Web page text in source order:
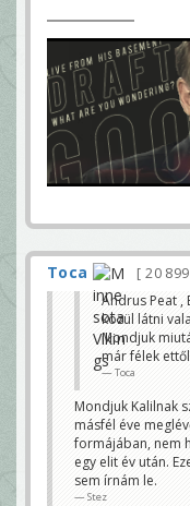
Toca 20 899
Andrus Peat ,
közül látni
Mondjuk
már félek
Toca
Mondjuk Kalilnak
másfél éve
formájában, nem
egy elit év után.
sem írnám le.
Stez